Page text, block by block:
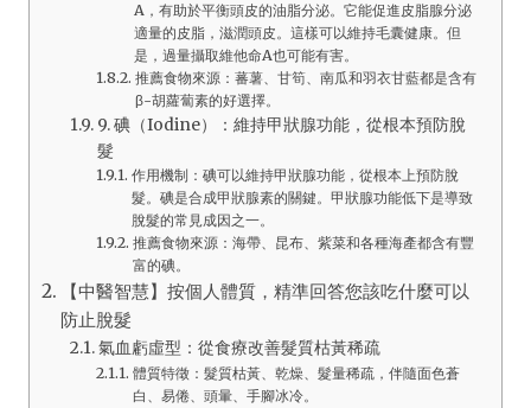
A，有助於平衡頭皮的油脂分泌。它能促進皮脂腺分泌
適量的皮脂，滋潤頭皮。這樣可以維持毛囊健康。但
是，過量攝取維他命A也可能有害。
推薦食物來源：蕃薯、甘筍、南瓜和羽衣甘藍都是含有
β-胡蘿蔔素的好選擇。
9. 碘（Iodine）：維持甲狀腺功能，從根本預防脫
髮
作用機制：碘可以維持甲狀腺功能，從根本上預防脫
髮。碘是合成甲狀腺素的關鍵。甲狀腺功能低下是導致
脫髮的常見成因之一。
推薦食物來源：海帶、昆布、紫菜和各種海產都含有豐
富的碘。
【中醫智慧】按個人體質，精準回答您該吃什麼可以
防止脫髮
氣血虧虛型：從食療改善髮質枯黃稀疏
體質特徵：髮質枯黃、乾燥、髮量稀疏，伴隨面色蒼
白、易倦、頭暈、手腳冰冷。